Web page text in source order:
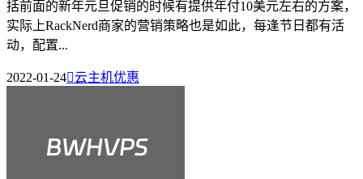
括前面的新年元旦促销的时候有提供年付10美元左右的方案，
实际上RackNerd商家的营销策略也是如此，每逢节日都有活
动，配置...
2022-01-24云主机优惠